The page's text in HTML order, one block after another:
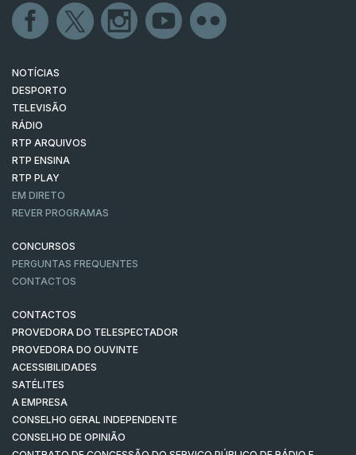
NOTÍCIAS
DESPORTO
TELEVISÃO
RÁDIO
RTP ARQUIVOS
RTP ENSINA
RTP PLAY
EM DIRETO
REVER PROGRAMAS
CONCURSOS
PERGUNTAS FREQUENTES
CONTACTOS
CONTACTOS
PROVEDORA DO TELESPECTADOR
PROVEDORA DO OUVINTE
ACESSIBILIDADES
SATÉLITES
A EMPRESA
CONSELHO GERAL INDEPENDENTE
CONSELHO DE OPINIÃO